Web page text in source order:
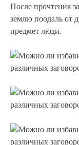
После прочтения
землю поодаль от
предмет люди.